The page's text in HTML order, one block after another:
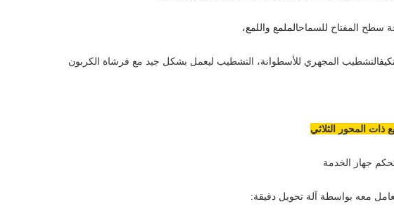
سطح المفتاح للسماحالملمع واللمع،
التشطيب المجهري للأسطوانة، التشطيب ليعمل بشكل جيد مع فرشاة الكربون
ذات المحور الثلاثي